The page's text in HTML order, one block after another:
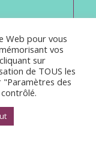
Web pour vous
vos
sur
de TOUS les
"Paramètres des